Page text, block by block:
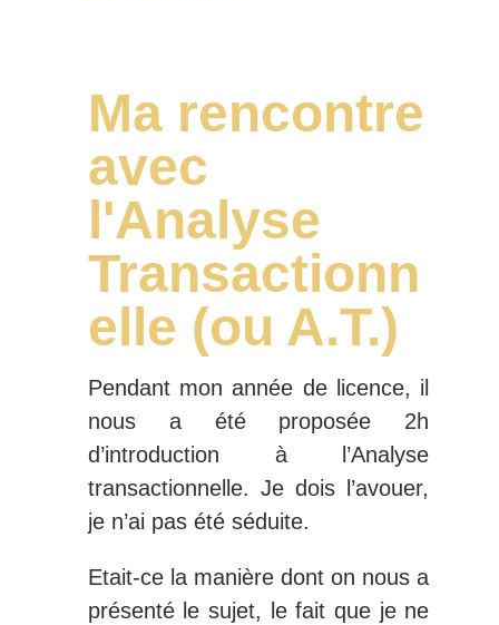
Ma rencontre
avec
l'Analyse
Transactionn
elle (ou A.T.)
Pendant mon année de licence, il
nous a été proposée 2h
d’introduction à l’Analyse
transactionnelle. Je dois l’avouer,
je n’ai pas été séduite.
Etait-ce la manière dont on nous a
présenté le sujet, le fait que je ne